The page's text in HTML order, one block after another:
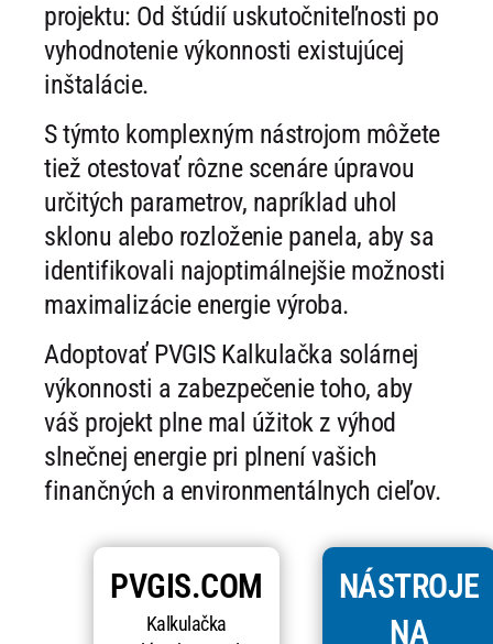
projektu: Od štúdií uskutočniteľnosti po
vyhodnotenie výkonnosti existujúcej
inštalácie.
S týmto komplexným nástrojom môžete
tiež otestovať rôzne scenáre úpravou
určitých parametrov, napríklad uhol
sklonu alebo rozloženie panela, aby sa
identifikovali najoptimálnejšie možnosti
maximalizácie energie výroba.
Adoptovať PVGIS Kalkulačka solárnej
výkonnosti a zabezpečenie toho, aby
váš projekt plne mal úžitok z výhod
slnečnej energie pri plnení vašich
finančných a environmentálnych cieľov.
PVGIS.COM
Kalkulačka
NÁSTROJE
NA